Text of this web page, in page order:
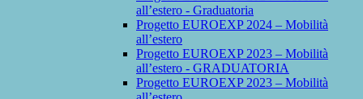
all’estero - Graduatoria
Progetto EUROEXP 2024 – Mobilità
all’estero
Progetto EUROEXP 2023 – Mobilità
all’estero - GRADUATORIA
Progetto EUROEXP 2023 – Mobilità